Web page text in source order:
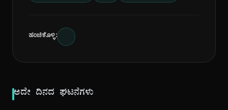
ಹಂಚಿಕೊಳ್ಳಿ:
ಅದೇ ದಿನದ ಘಟನೆಗಳು